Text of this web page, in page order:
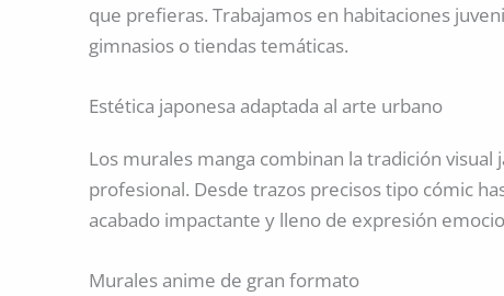
que prefieras. Trabajamos en habitaciones
gimnasios o tiendas temáticas.
Estética japonesa adaptada al arte urbano
Los murales manga combinan la tradición visual
profesional. Desde trazos precisos tipo cómic
acabado impactante y lleno de expresión
Murales anime de gran formato